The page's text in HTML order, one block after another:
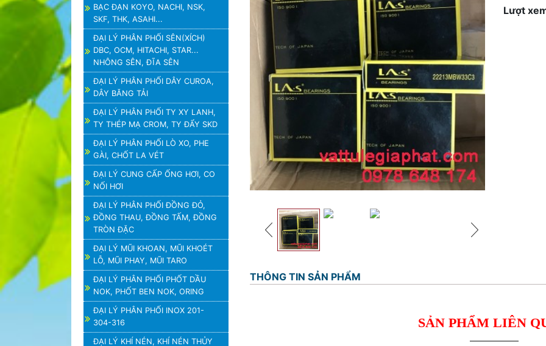
BẠC ĐẠN KOYO, NACHI, NSK,
SKF, THK, ASAHI...
ĐẠI LÝ PHÂN PHỐI SÊN(XÍCH)
DBC, OCM, HITACHI, STAR...
NHÔNG SÊN, ĐĨA SÊN
ĐẠI LÝ PHÂN PHỐI DÂY CUROA,
DÂY BĂNG TẢI
ĐẠI LÝ PHÂN PHỐI TY XY LANH,
TY THÉP MẠ CROM, TY ĐẨY SKD
ĐẠI LÝ PHÂN PHỐI LÒ XO, PHE
GÀI, CHỐT LA VÉT
ĐẠI LÝ CUNG CẤP ỐNG HƠI, CO
NỐI HƠI
ĐẠI LÝ PHÂN PHỐI ĐỒNG ĐỎ,
ĐỒNG THAU, ĐỒNG TẤM, ĐỒNG
TRÒN ĐẶC
ĐẠI LÝ MŨI KHOAN, MŨI KHOÉT
LỖ, MŨI PHAY, MŨI TARO
ĐẠI LÝ PHÂN PHỐI PHỐT DẦU
NOK, PHỐT BEN NOK, ORING
ĐẠI LÝ PHÂN PHỐI INOX 201-
304-316
ĐẠI LÝ KHÍ NÉN, KHÍ NÉN THỦY
Lượt
THÔNG TIN SẢN PHẨM
SẢN PHẨM LIÊN